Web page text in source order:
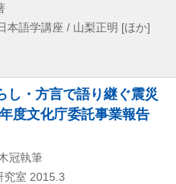
本語学講座 / 山梨正明 [ほか]
し・方言で語り継ぐ震災
度文化庁委託事業報告
冠執筆
究室 2015.3